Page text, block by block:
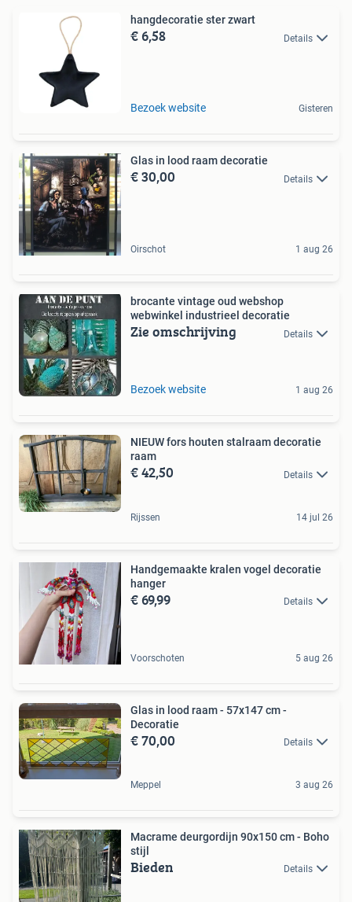
hangdecoratie ster zwart
€ 6,58 Details
Bezoek website Gisteren
Glas in lood raam decoratie
€ 30,00 Details
Oirschot 1 aug 26
brocante vintage oud webshop
webwinkel industrieel decoratie
Zie omschrijving Details
Bezoek website 1 aug 26
NIEUW fors houten stalraam decoratie
raam
€ 42,50 Details
Rijssen 14 jul 26
Handgemaakte kralen vogel decoratie
hanger
€ 69,99 Details
Voorschoten 5 aug 26
Glas in lood raam - 57x147 cm -
Decoratie
€ 70,00 Details
Meppel 3 aug 26
Macrame deurgordijn 90x150 cm - Boho
stijl
Bieden Details